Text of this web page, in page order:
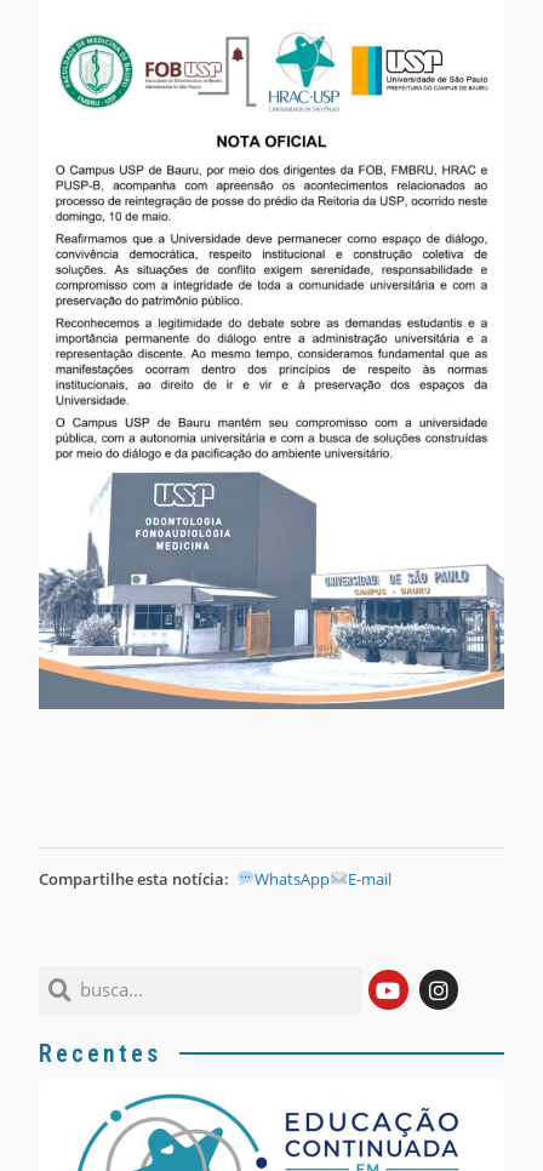
Compartilhe esta notícia: WhatsApp E-mail
Recentes